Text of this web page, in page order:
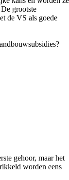
grootste
de VS als goede
gehoor, maar het
worden eens